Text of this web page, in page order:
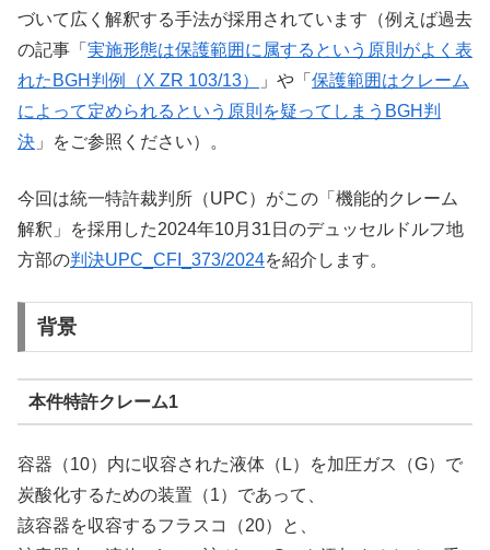
づいて広く解釈する手法が採用されています（例えば過去
の記事「 実施形態は保護範囲に属するという原則がよく表
れたBGH判例（X ZR 103/13）
」や「 保護範囲はクレーム
によって定められるという原則を疑ってしまうBGH判
決 」をご参照ください）。
今回は統一特許裁判所（UPC）がこの「機能的クレーム
解釈」を採用した2024年10月31日のデュッセルドルフ地
方部の判決UPC_CFI_373/2024を紹介します。
背景
本件特許クレーム1
容器（10）内に収容された液体（L）を加圧ガス（G）で
炭酸化するための装置（1）であって、
該容器を収容するフラスコ（20）と、